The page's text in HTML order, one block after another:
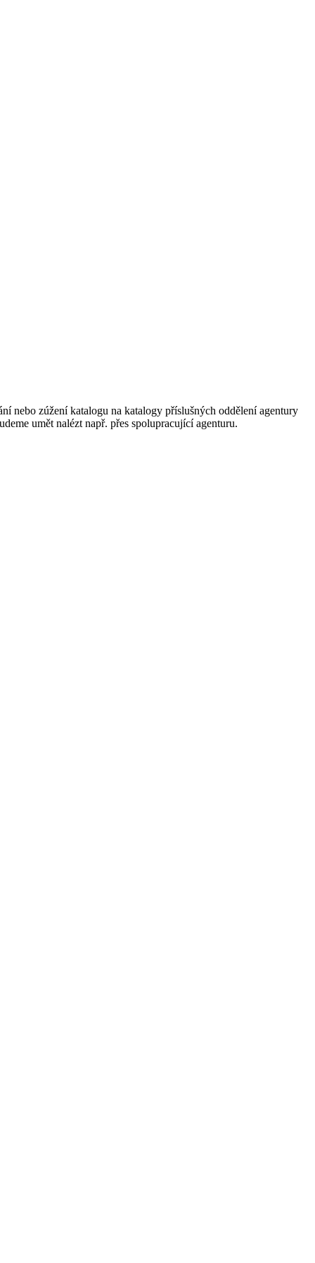
nebo zúžení katalogu na katalogy příslušných oddělení agentury
umět nalézt např. přes spolupracující agenturu.